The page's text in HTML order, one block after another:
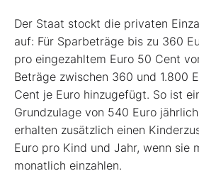
Der Staat stockt die privaten
auf: Für Sparbeträge bis zu 360
pro eingezahltem Euro 50 Cent
Beträge zwischen 360 und 1.800
Cent je Euro hinzugefügt. So ist
Grundzulage von 540 Euro
erhalten zusätzlich einen
Euro pro Kind und Jahr, wenn sie
monatlich einzahlen.